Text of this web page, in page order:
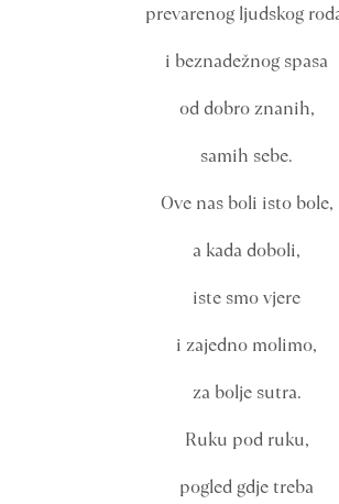
prevarenog ljudskog
i beznadežnog spasa
od dobro znanih,
samih sebe.
Ove nas boli isto bole,
a kada doboli,
iste smo vjere
i zajedno molimo,
za bolje sutra.
Ruku pod ruku,
pogled gdje treba